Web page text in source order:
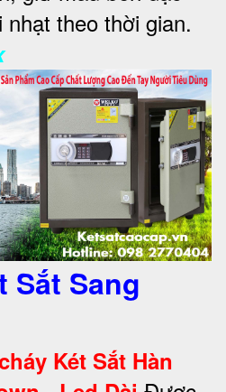
theo thời gian.
Sắt Sang
Két Sắt Hàn